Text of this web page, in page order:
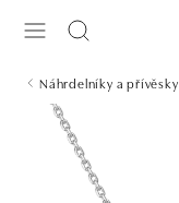
Náhrdelníky a přívěsky